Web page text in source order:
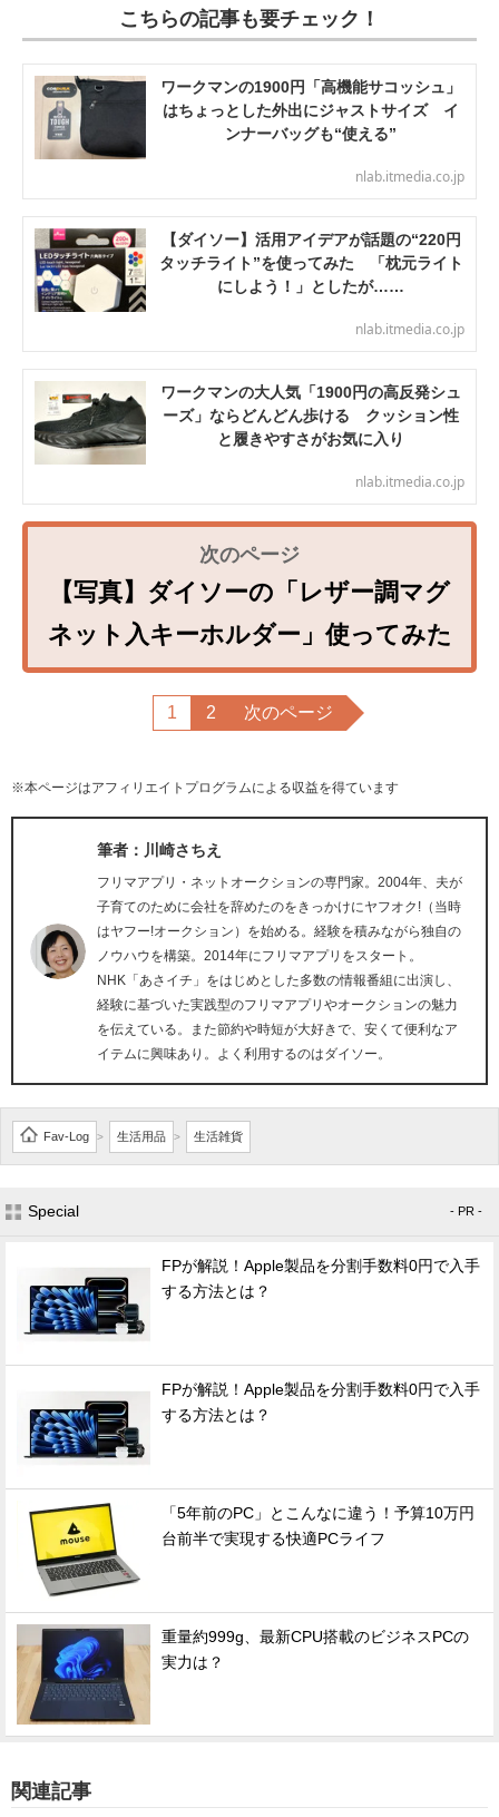
こちらの記事も要チェック！
ワークマンの1900円「高機能サコッシュ」
はちょっとした外出にジャストサイズ イ
ンナーバッグも“使える”
nlab.itmedia.co.jp
【ダイソー】活用アイデアが話題の“220円
タッチライト”を使ってみた 「枕元ライト
にしよう！」としたが……
nlab.itmedia.co.jp
ワークマンの大人気「1900円の高反発シュ
ーズ」ならどんどん歩ける クッション性
と履きやすさがお気に入り
nlab.itmedia.co.jp
【写真】ダイソーの「レザー調マグ
ネット入キーホルダー」使ってみた
1 2 次のページ
※本ページはアフィリエイトプログラムによる収益を得ています
筆者：川崎さちえ
フリマアプリ・ネットオークションの専門家。2004年、夫が
子育てのために会社を辞めたのをきっかけにヤフオク!（当時
はヤフー!オークション）を始める。経験を積みながら独自の
ノウハウを構築。2014年にフリマアプリをスタート。
NHK「あさイチ」をはじめとした多数の情報番組に出演し、
経験に基づいた実践型のフリマアプリやオークションの魅力
を伝えている。また節約や時短が大好きで、安くて便利なア
イテムに興味あり。よく利用するのはダイソー。
Fav-Log > 生活用品 > 生活雑貨
Special - PR -
FPが解説！Apple製品を分割手数料0円で入手
する方法とは？
FPが解説！Apple製品を分割手数料0円で入手
する方法とは？
「5年前のPC」とこんなに違う！予算10万円
台前半で実現する快適PCライフ
重量約999g、最新CPU搭載のビジネスPCの
実力は？
関連記事